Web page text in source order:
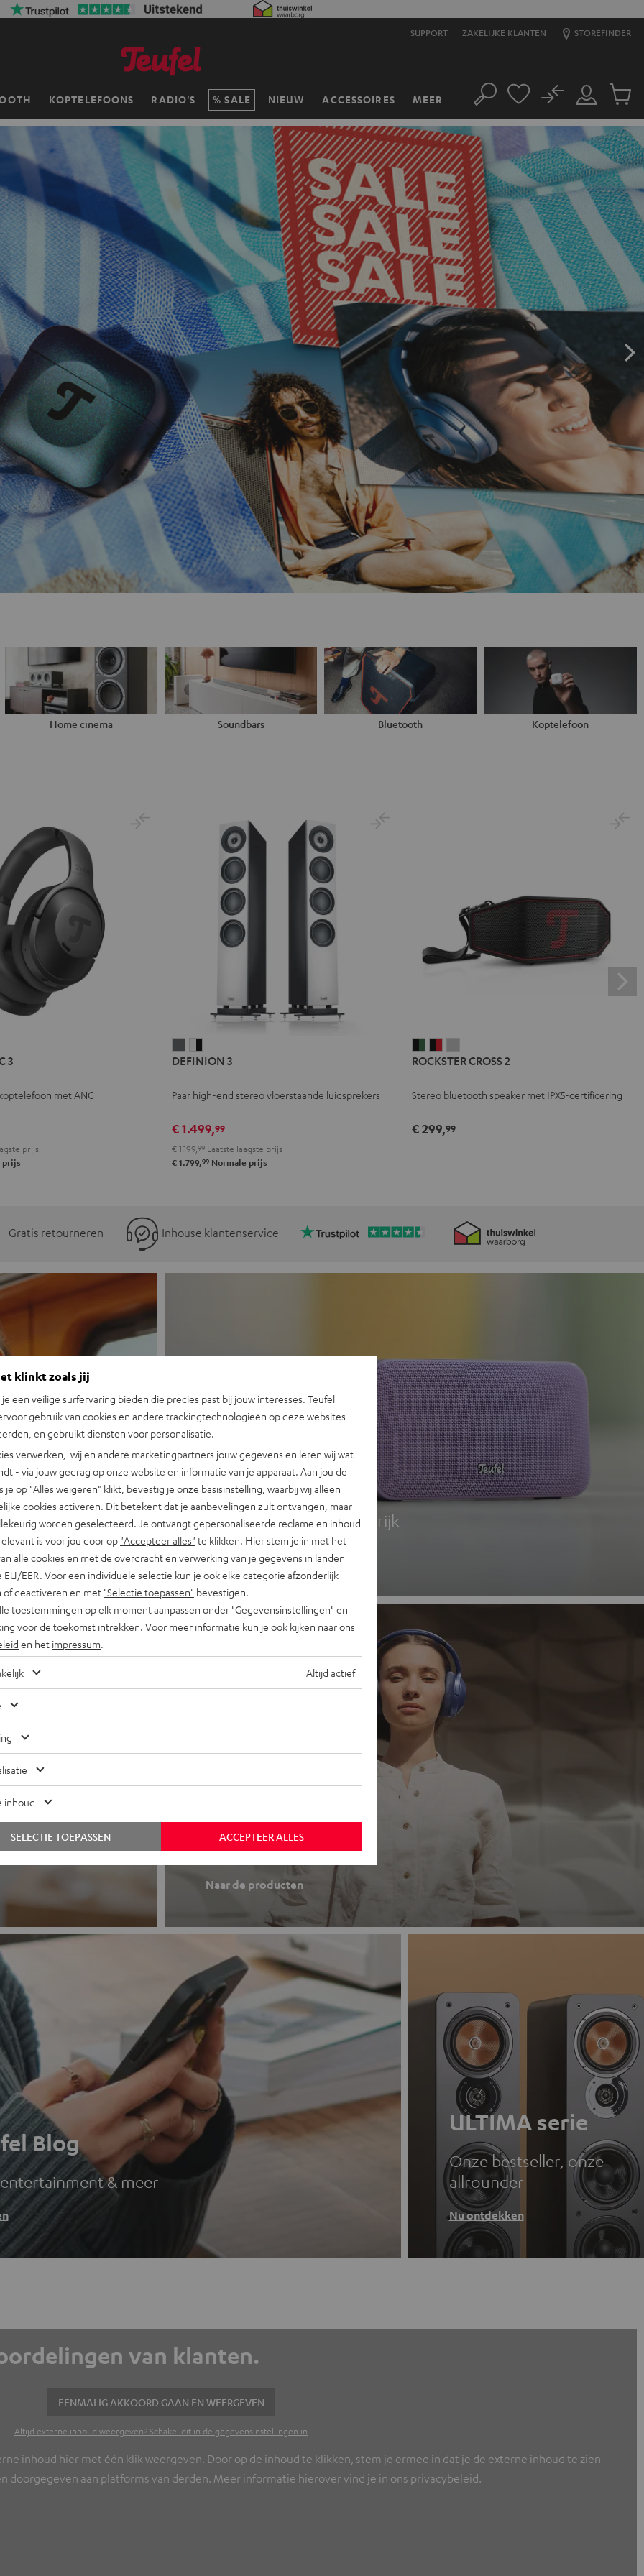
SUPPORT ZAKELIJKE KLANTEN STOREFINDER
KOPTELEFOONS RADIO'S SALE NIEUW ACCESSOIRES MEER Zoeken
Mijn
account
No
Home cinema Soundbars Bluetooth Koptelefoon
3
met ANC
prijs
prijs
3
3
DEFINION 3
Paar high-end stereo vloerstaande luidsprekers
€ 1.499,99
€ 1.199, 99 Laatste laagste prijs
€ 1.799,99 Normale prijs
CROSS
Black
Green
CROSS
Zwart
Rood
CROSS
Light
ROCKSTER CROSS 2
Stereo bluetooth speaker met IPX5-certificering
€ 299,99
Gratis retourneren Inhouse klantenservice
MOTIV® GO 2
Portable, krachtig, kleurrijk
Nu ontdekken
of all-in-one
Koptelefoons
Teufel sound to go
Naar de producten
Blog
& meer
ULTIMA serie
Onze bestseller, onze
allrounder
Nu ontdekken
van klanten.
EENMALIG AKKOORD GAAN EN WEERGEVEN
Altijd externe inhoud weergeven? Schakel dit in de gegevensinstellingen in
inhoud hier met één klik weergeven. Door op de inhoud te klikken, stem je ermee in dat je de externe inhoud te zien
aan platforms van derden. Meer informatie hierover vind je in ons privacybeleid.
klinkt zoals jij
je een veilige surfervaring bieden die precies past bij jouw interesses. Teufel
gebruik van cookies en andere trackingtechnologieën op deze websites –
en gebruikt diensten voor personalisatie.
verwerken, wij en andere marketingpartners jouw gegevens en leren wij wat
- via jouw gedrag op onze website en informatie van je apparaat. Aan jou de
je op "Alles weigeren" klikt, bevestig je onze basisinstelling, waarbij wij alleen
cookies activeren. Dit betekent dat je aanbevelingen zult ontvangen, maar
worden geselecteerd. Je ontvangt gepersonaliseerde reclame en inhoud
is voor jou door op "Accepteer alles" te klikken. Hier stem je in met het
alle cookies en met de overdracht en verwerking van je gegevens in landen
EU/EER. Voor een individuele selectie kun je ook elke categorie afzonderlijk
of deactiveren en met "Selectie toepassen" bevestigen.
toestemmingen op elk moment aanpassen onder "Gegevensinstellingen" en
voor de toekomst intrekken. Voor meer informatie kun je ook kijken naar ons
en het impressum
Altijd actief
inhoud
ACCEPTEER ALLES
SELECTIE TOEPASSEN